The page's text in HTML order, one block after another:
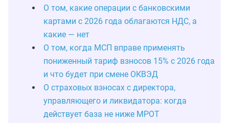
О том, какие операции с банковскими
картами с 2026 года облагаются НДС, а
какие — нет
О том, когда МСП вправе применять
пониженный тариф взносов 15% с 2026 года
и что будет при смене ОКВЭД
О страховых взносах с директора,
управляющего и ликвидатора: когда
действует база не ниже МРОТ